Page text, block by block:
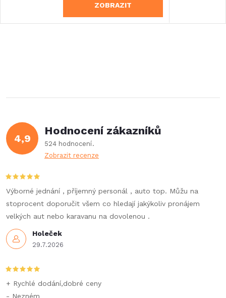
ZOBRAZIT
4,9
Hodnocení zákazníků
524 hodnocení
Zobrazit recenze
Holeček
29.7.2026
Výborné jednání , příjemný personál , auto top. Můžu na
stoprocent doporučit všem co hledají jakýkoliv pronájem
velkých aut nebo karavanu na dovolenou .
+ Rychlé dodání,dobré ceny
- Nezném